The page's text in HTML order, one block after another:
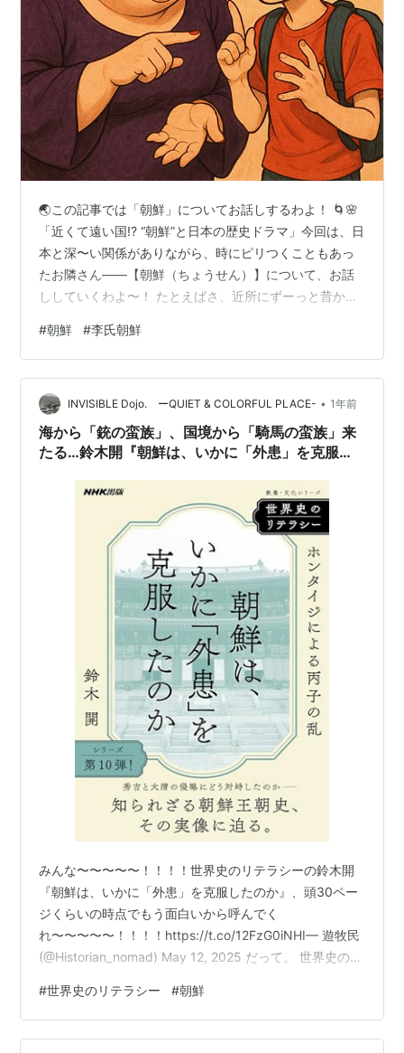
🌏この記事では「朝鮮」についてお話しするわよ！ 🌀🌸
「近くて遠い国!? “朝鮮”と日本の歴史ドラマ」今回は、日
本と深〜い関係がありながら、時にピリつくこともあっ
たお隣さん――【朝鮮（ちょうせん）】について、お話
ししていくわよ〜！ たとえばさ、近所にずーっと昔から
かんだ気にしてる…そんな関係ってあるでしょ？日本に
とっての【朝鮮】もまさにそれ。近い国なのに、しょっ
ちゅう複雑だったのよ〜！ 大人も子どもも楽しめる 社会
科見学 👦「うーん、教科書で“通信使”とか“朝鮮出兵”とか
見たけど、朝鮮って結局どんな国だったの？」 👠「あ
ら、ぼうや、興味があるのね…
#朝鮮 #李氏朝鮮
INVISIBLE Dojo. ーQUIET & COLORFUL PLACE- • 1年前
海から「銃の蛮族」、国境から「騎馬の蛮族」来
たる…鈴木開『朝鮮は、いかに「外患」を克服し
みんな〜〜〜〜〜！！！！世界史のリテラシーの鈴木開
『朝鮮は、いかに「外患」を克服したのか』、頭30ペー
ジくらいの時点でもう面白いから呼んでく
れ〜〜〜〜〜！！！！https://t.co/12FzG0iNHI— 遊牧民
(@Historian_nomad) May 12, 2025 だって。 世界史のリ
イジによる丙子の乱作者:鈴木 開NHK出版Amazon 豊臣秀
吉、そして大清皇帝ホンタイジによる侵略。そのとき朝
鮮王朝はどう動いたのか？「朝鮮は、地政学的に攻めら
#世界史のリテラシー #朝鮮